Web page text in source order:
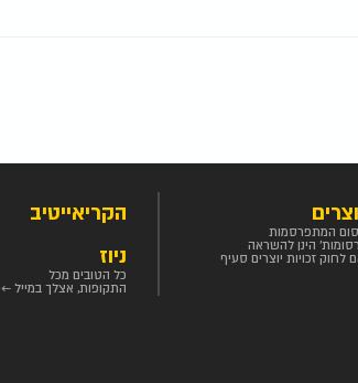
המתפרסמות
הינן להשראה
זכויות יוצרים סעיף
הקריאייטיב
ניוז
כל הטובים מכל
התקופות, אצלך במייל ←